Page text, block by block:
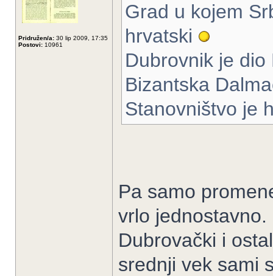
Pridružen/a: 30 lip 2009, 17:35
Postovi: 10961
Grad u kojem
hrvatski
Dubrovnik je
Bizantska
Stanovništvo je
Pa samo
vrlo jednostavno.
Dubrovački i
srednji vek sami